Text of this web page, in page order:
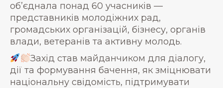
об’єднала понад 60 учасників —
представників молодіжних рад,
громадських організацій, бізнесу, органів
влади, ветеранів та активну молодь.
Захід став майданчиком для діалогу,
дії та формування бачення, як зміцнювати
національну свідомість, підтримувати